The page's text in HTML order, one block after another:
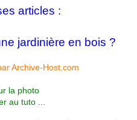
articles :
jardinière en bois ?
la photo
au tuto ...